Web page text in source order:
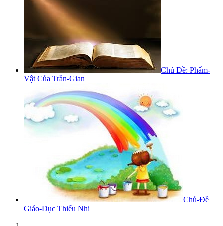
Chủ Đề: Phẩm-
Vật Của Trần-Gian
Chủ-Đề
Giáo-Dục Thiếu Nhi